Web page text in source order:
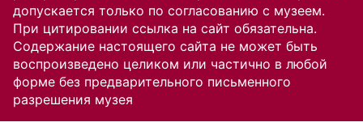
допускается только по согласованию с музеем.
При цитировании ссылка на сайт обязательна.
Содержание настоящего сайта не может быть
воспроизведено целиком или частично в любой
форме без предварительного письменного
разрешения музея